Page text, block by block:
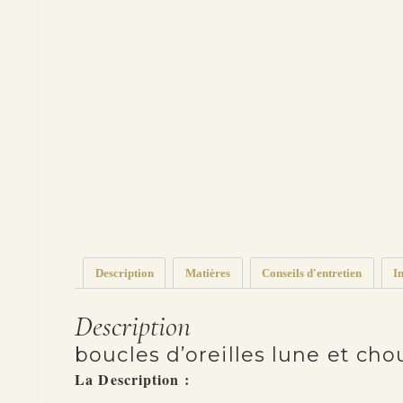
Description Matières Conseils d'entretien
Description
boucles d’oreilles lune et
La Description :